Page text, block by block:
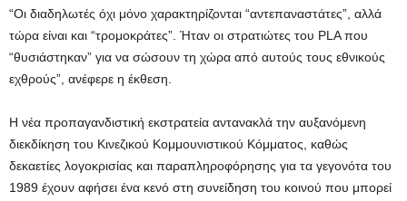
“Οι διαδηλωτές όχι μόνο χαρακτηρίζονται “αντεπαναστάτες”, αλλά
τώρα είναι και “τρομοκράτες”. Ήταν οι στρατιώτες του PLA που
“θυσιάστηκαν” για να σώσουν τη χώρα από αυτούς τους εθνικούς
εχθρούς”, ανέφερε η έκθεση.
Η νέα προπαγανδιστική εκστρατεία αντανακλά την αυξανόμενη
διεκδίκηση του Κινεζικού Κομμουνιστικού Κόμματος, καθώς
δεκαετίες λογοκρισίας και παραπληροφόρησης για τα γεγονότα του
1989 έχουν αφήσει ένα κενό στη συνείδηση ​​του κοινού που μπορεί